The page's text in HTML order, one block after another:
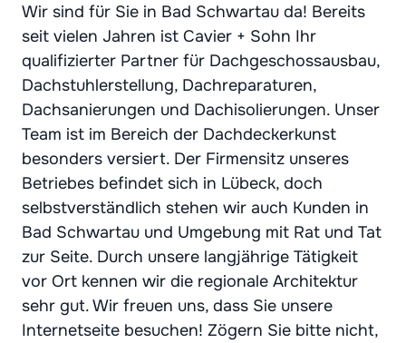
Wir sind für Sie in Bad Schwartau da! Bereits
seit vielen Jahren ist Cavier + Sohn Ihr
qualifizierter Partner für Dachgeschossausbau,
Dachstuhlerstellung, Dachreparaturen,
Dachsanierungen und Dachisolierungen. Unser
Team ist im Bereich der Dachdeckerkunst
besonders versiert. Der Firmensitz unseres
Betriebes befindet sich in Lübeck, doch
selbstverständlich stehen wir auch Kunden in
Bad Schwartau und Umgebung mit Rat und Tat
zur Seite. Durch unsere langjährige Tätigkeit
vor Ort kennen wir die regionale Architektur
sehr gut. Wir freuen uns, dass Sie unsere
Internetseite besuchen! Zögern Sie bitte nicht,